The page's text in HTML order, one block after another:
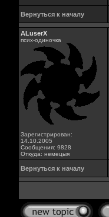
Вернуться к началу
ALuserX
псих-одиночка
Зарегистрирован:
14.10.2005
Сообщения: 9828
Откуда: немецыя
Вернуться к началу